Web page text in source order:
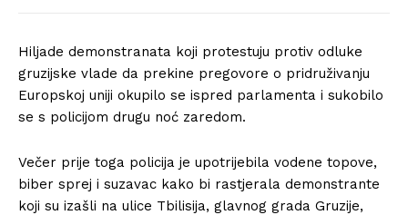
Hiljade demonstranata koji protestuju protiv odluke
gruzijske vlade da prekine pregovore o pridruživanju
Europskoj uniji okupilo se ispred parlamenta i sukobilo
se s policijom drugu noć zaredom.
Večer prije toga policija je upotrijebila vodene topove,
biber sprej i suzavac kako bi rastjerala demonstrante
koji su izašli na ulice Tbilisija, glavnog grada Gruzije,